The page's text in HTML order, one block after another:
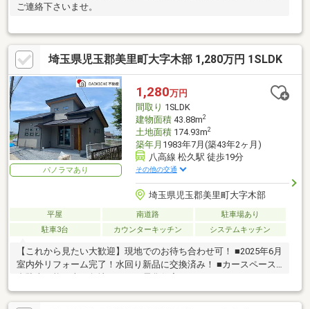
ご連絡下さいませ。
埼玉県児玉郡美里町大字木部 1,280万円 1SLDK
パノラマあり
1,280万円
間取り 1SLDK
建物面積43.88m2
土地面積174.93m2
築年月 1983年7月(築43年2ヶ月)
八高線 松久駅 徒歩19分
その他の交通
埼玉県児玉郡美里町大字木部
平屋 南道路
駐車場あり
駐車3台
カウンターキッチン システムキッチン
【これから見たい大歓迎】現地でのお待ち合わせ可！ ■2025年6月
室内外リフォーム完了！水回り新品に交換済み！ ■カースペース4
台駐車可能！南西角地・オール電化住宅♪